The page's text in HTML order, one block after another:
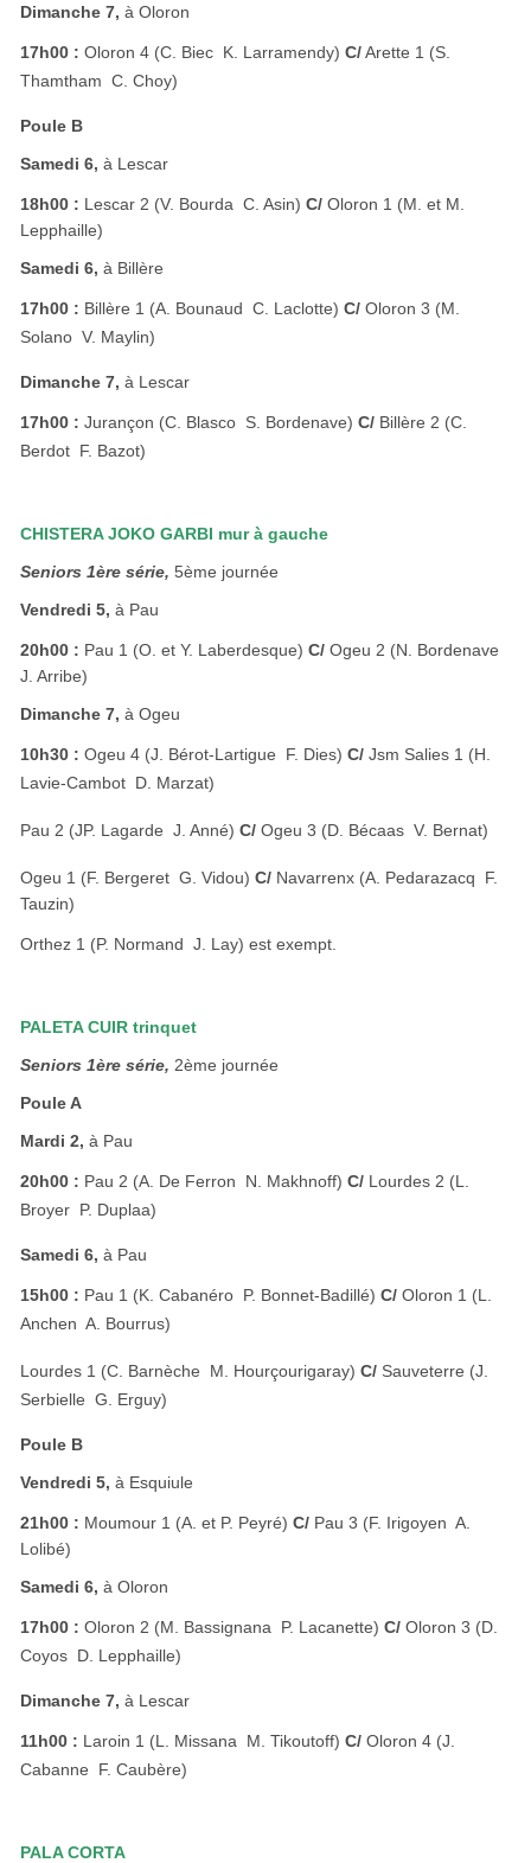
Dimanche 7, à Oloron
17h00 :Oloron 4 (C. Biec  K. Larramendy)C/Arette 1 (S.
Thamtham  C. Choy)
Poule B
Samedi 6, à Lescar
18h00 : Lescar 2 (V. Bourda  C. Asin)C/ Oloron 1 (M. et M.
Lepphaille)
Samedi 6,à Billère
17h00 : Billère 1 (A. Bounaud  C. Laclotte)C/ Oloron 3 (M.
Solano  V. Maylin)
Dimanche 7,à Lescar
17h00 :Jurançon (C. Blasco  S. Bordenave)C/ Billère 2 (C.
Berdot  F. Bazot)
CHISTERA JOKO GARBI mur à gauche
Seniors 1ère série, 5ème journée
Vendredi 5,à Pau
20h00 : Pau 1 (O. et Y. Laberdesque)C/Ogeu 2 (N. Bordenave 
J. Arribe)
Dimanche 7, à Ogeu
10h30 : Ogeu 4 (J. Bérot-Lartigue  F. Dies) C/ Jsm Salies 1 (H.
Lavie-Cambot  D. Marzat)
Pau 2 (JP. Lagarde  J. Anné)C/Ogeu 3 (D. Bécaas  V. Bernat)
Ogeu 1 (F. Bergeret  G. Vidou) C/ Navarrenx (A. Pedarazacq  F.
Tauzin)
Orthez 1 (P. Normand  J. Lay) est exempt.
PALETA CUIR trinquet
Seniors 1ère série, 2ème journée
Poule A
Mardi 2, à Pau
20h00 : Pau 2 (A. De Ferron  N. Makhnoff)C/ Lourdes 2 (L.
Broyer  P. Duplaa)
Samedi 6, à Pau
15h00 : Pau 1 (K. Cabanéro  P. Bonnet-Badillé) C/Oloron 1 (L.
Anchen  A. Bourrus)
Lourdes 1 (C. Barnèche  M. Hourçourigaray)C/ Sauveterre (J.
Serbielle  G. Erguy)
Poule B
Vendredi 5,à Esquiule
21h00 : Moumour 1 (A. et P. Peyré)C/ Pau 3 (F. Irigoyen  A.
Lolibé)
Samedi 6, à Oloron
17h00 : Oloron 2 (M. Bassignana  P. Lacanette)C/ Oloron 3 (D.
Coyos  D. Lepphaille)
Dimanche 7,à Lescar
11h00 : Laroin 1 (L. Missana  M. Tikoutoff)C/ Oloron 4 (J.
Cabanne  F. Caubère)
PALA CORTA